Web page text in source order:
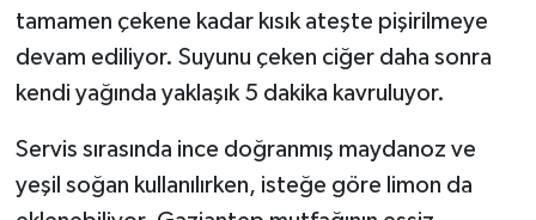
tamamen çekene kadar kısık ateşte pişirilmeye
devam ediliyor. Suyunu çeken ciğer daha sonra
kendi yağında yaklaşık 5 dakika kavruluyor.
Servis sırasında ince doğranmış maydanoz ve
yeşil soğan kullanılırken, isteğe göre limon da